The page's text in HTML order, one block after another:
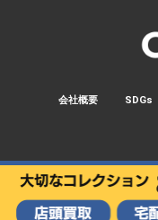
会社概要 SDGs